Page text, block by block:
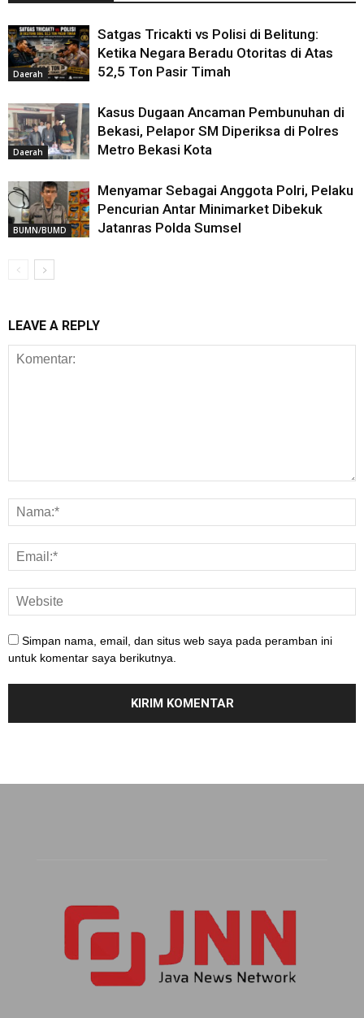
Daerah
Satgas Tricakti vs Polisi di Belitung:
Ketika Negara Beradu Otoritas di Atas
52,5 Ton Pasir Timah
Daerah
Kasus Dugaan Ancaman Pembunuhan di
Bekasi, Pelapor SM Diperiksa di Polres
Metro Bekasi Kota
BUMN/BUMD
Menyamar Sebagai Anggota Polri, Pelaku
Pencurian Antar Minimarket Dibekuk
Jatanras Polda Sumsel
LEAVE A REPLY
Simpan nama, email, dan situs web saya pada peramban ini
untuk komentar saya berikutnya.